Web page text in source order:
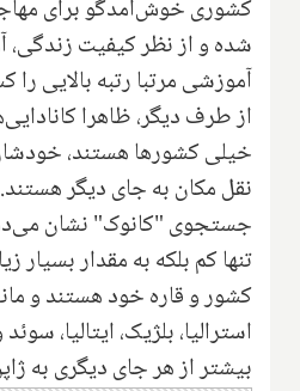
کشوری خوش‌آمدگو برای
شده و از نظر کیفیت زندگی،
آموزشی مرتبا رتبه بالایی
از طرف دیگر، ظاهرا
خیلی کشورها هستند،
نقل مکان به جای دیگر
جستجوی "کانوک" نشان
تنها کم بلکه به مقدار بسیار
کشور و قاره خود هستند و
استرالیا، بلژیک، ایتالیا،
بیشتر از هر جای دیگری به